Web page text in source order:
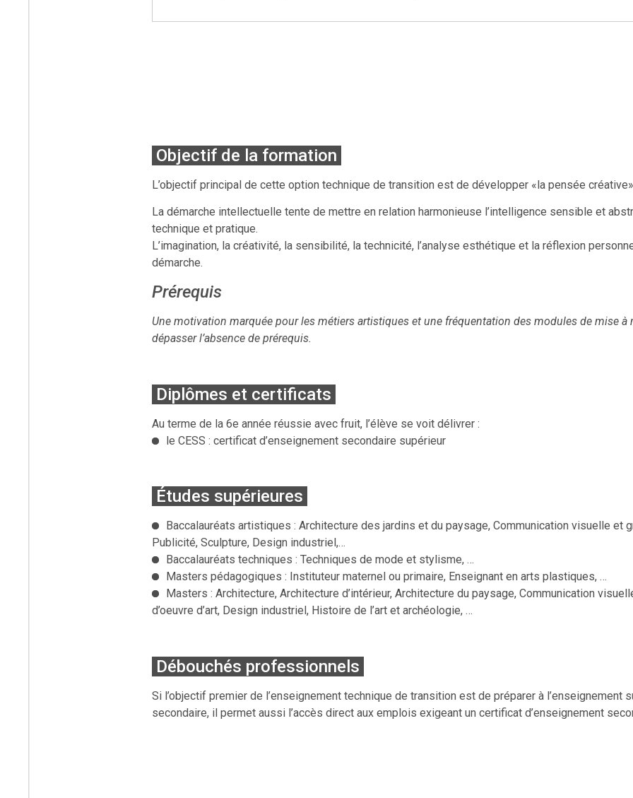
Objectif de la formation
L’objectif principal de cette option technique de transition est de développer «la pensée
La démarche intellectuelle tente de mettre en relation harmonieuse l’intelligence sensible et
technique et pratique.
L’imagination, la créativité, la sensibilité, la technicité, l’analyse esthétique et la réflexion
démarche.
Prérequis
Une motivation marquée pour les métiers artistiques et une fréquentation des modules de mise à
dépasser l’absence de prérequis.
Diplômes et certificats
Au terme de la 6e année réussie avec fruit, l’élève se voit délivrer :
le CESS : certificat d’enseignement secondaire supérieur
Études supérieures
Baccalauréats artistiques : Architecture des jardins et du paysage, Communication visuelle et
Publicité, Sculpture, Design industriel,…
Baccalauréats techniques : Techniques de mode et stylisme, …
Masters pédagogiques : Instituteur maternel ou primaire, Enseignant en arts plastiques, …
Masters : Architecture, Architecture d’intérieur, Architecture du paysage, Communication
d’oeuvre d’art, Design industriel, Histoire de l’art et archéologie, …
Débouchés professionnels
Si l’objectif premier de l’enseignement technique de transition est de préparer à l’enseignement
secondaire, il permet aussi l’accès direct aux emplois exigeant un certificat d’enseignement